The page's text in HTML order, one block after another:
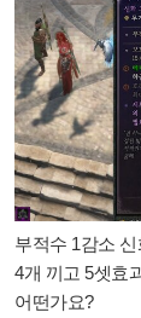
부적수 1감소
4개 끼고 5셋효
어떤가요?